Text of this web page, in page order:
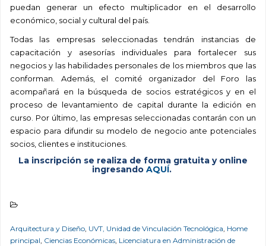
puedan generar un efecto multiplicador en el desarrollo
económico, social y cultural del país.
Todas las empresas seleccionadas tendrán instancias de
capacitación y asesorías individuales para fortalecer sus
negocios y las habilidades personales de los miembros que las
conforman. Además, el comité organizador del Foro las
acompañará en la búsqueda de socios estratégicos y en el
proceso de levantamiento de capital durante la edición en
curso. Por último, las empresas seleccionadas contarán con un
espacio para difundir su modelo de negocio ante potenciales
socios, clientes e instituciones.
La inscripción se realiza de forma gratuita y online
ingresando AQUÍ.
Arquitectura y Diseño, UVT, Unidad de Vinculación Tecnológica, Home
principal, Ciencias Económicas, Licenciatura en Administración de